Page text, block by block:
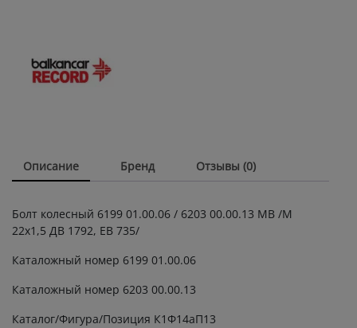
ведущего
моста
ЕВ
735
Описание Бренд Отзывы (0)
Болт колесный 6199 01.00.06 / 6203 00.00.13 МВ /M
22х1,5 ДВ 1792, ЕВ 735/
Каталожный номер 6199 01.00.06
Каталожный номер 6203 00.00.13
Каталог/Фигура/Позиция К1Ф14aП13